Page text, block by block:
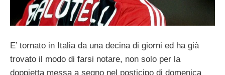
E’ tornato in Italia da una decina di giorni ed ha già
trovato il modo di farsi notare, non solo per la
doppietta messa a segno nel posticipo di domenica